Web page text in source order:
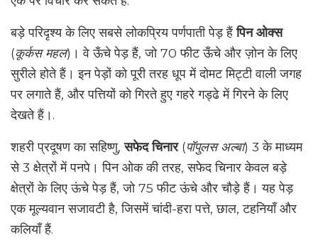
बड़े परिदृश्य के लिए सबसे लोकप्रिय पर्णपाती पेड़ हैंपिन ओक्स
(कूर्कस महल)। वे ऊँचे पेड़ हैं, जो 70 फीट ऊँचे और ज़ोन के लिए
सुरीले होते हैं। इन पेड़ों को पूरी तरह धूप में दोमट मिट्टी वाली जगह
पर लगाते हैं, और पत्तियों को गिरते हुए गहरे गड्ढे में गिरने के लिए
देखते हैं।.
शहरी प्रदूषण का सहिष्णु,सफेद चिनार(पॉपुलस अल्बा) 3 के माध्यम
से 3 क्षेत्रों में पनपे। पिन ओक की तरह, सफेद चिनार केवल बड़े
क्षेत्रों के लिए ऊंचे पेड़ हैं, जो 75 फीट ऊंचे और चौड़े हैं। यह पेड़
एक मूल्यवान सजावटी है, जिसमें चांदी-हरा पत्ते, छाल, टहनियाँ और
कलियाँ हैं.